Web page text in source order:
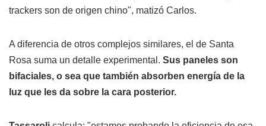
trackers son de origen chino", matizó Carlos.
A diferencia de otros complejos similares, el de Santa
Rosa suma un detalle experimental. Sus paneles son
bifaciales, o sea que también absorben energía de la
luz que les da sobre la cara posterior.